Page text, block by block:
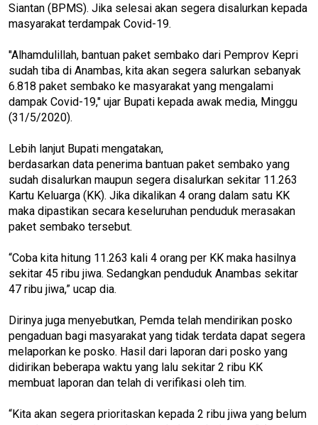
Siantan (BPMS). Jika selesai akan segera disalurkan kepada
masyarakat terdampak Covid-19.
"Alhamdulillah, bantuan paket sembako dari Pemprov Kepri
sudah tiba di Anambas, kita akan segera salurkan sebanyak
6.818 paket sembako ke masyarakat yang mengalami
dampak Covid-19," ujar Bupati kepada awak media, Minggu
(31/5/2020).
Lebih lanjut Bupati mengatakan,
berdasarkan data penerima bantuan paket sembako yang
sudah disalurkan maupun segera disalurkan sekitar 11.263
Kartu Keluarga (KK). Jika dikalikan 4 orang dalam satu KK
maka dipastikan secara keseluruhan penduduk merasakan
paket sembako tersebut.
“Coba kita hitung 11.263 kali 4 orang per KK maka hasilnya
sekitar 45 ribu jiwa. Sedangkan penduduk Anambas sekitar
47 ribu jiwa,” ucap dia.
Dirinya juga menyebutkan, Pemda telah mendirikan posko
pengaduan bagi masyarakat yang tidak terdata dapat segera
melaporkan ke posko. Hasil dari laporan dari posko yang
didirikan beberapa waktu yang lalu sekitar 2 ribu KK
membuat laporan dan telah di verifikasi oleh tim.
“Kita akan segera prioritaskan kepada 2 ribu jiwa yang belum